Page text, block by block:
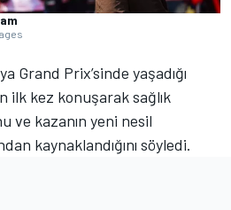
Grand Prix’sinde yaşadığı
ilk kez konuşarak sağlık
ve kazanın yeni nesil
kaynaklandığını söyledi.